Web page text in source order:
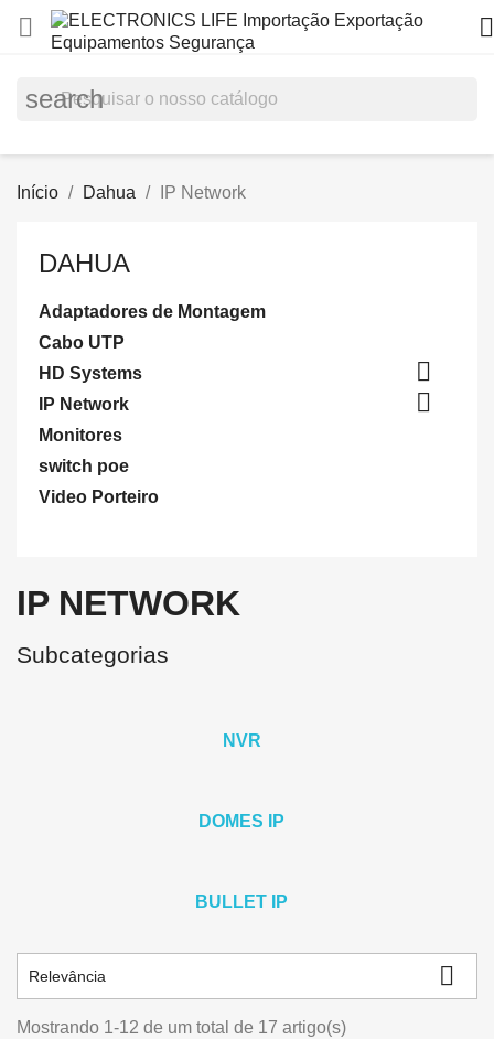
 
search
Início Dahua IP Network
DAHUA
Adaptadores de Montagem
Cabo UTP
HD Systems

IP Network 
Monitores
switch poe
Video Porteiro
IP NETWORK
Subcategorias
NVR
DOMES IP
BULLET IP
Relevância 
Mostrando 1-12 de um total de 17 artigo(s)